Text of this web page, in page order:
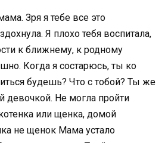
Зря я тебе все это
Я плохо тебя воспитала,
к ближнему, к родному
Когда я состарюсь, ты ко
будешь? Что с тобой? Ты же
девочкой. Не могла пройти
или щенка, домой
не щенок Мама устало